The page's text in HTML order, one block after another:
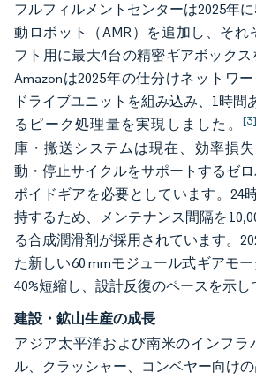
フルフィルメントセンターは2025年
動ロボット（AMR）を追加し、それ
フト用に最大4台の精密ギアボックス
Amazonは2025年の仕分けネットワ
ドライブユニットを組み込み、1時間
るピーク処理量を実現しました。 [3]
庫・搬送システムは現在、効率損
動・停止サイクルをサポートするゼ
ポイドギアを必要としています。24
持するため、メンテナンス間隔を
る合成潤滑剤が採用されています。
た新しい60 mmモジュール式ギアモ
40%短縮し、設計反復のペースを示し
建設・鉱山生産の成長
アジア太平洋および南米のインフラ
ル、クラッシャー、コンベヤー向け